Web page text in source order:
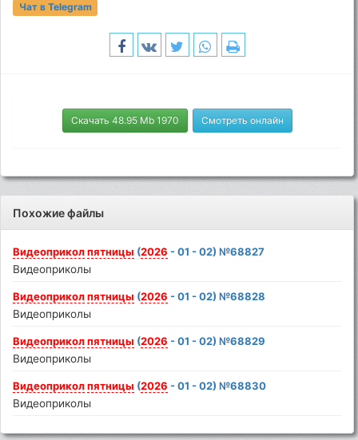
Чат в Telegram
Скачать 48.95 Mb 1970 Смотреть онлайн
Похожие файлы
Видеоприкол пятницы (2026 - 01 - 02) №68827
Видеоприколы
Видеоприкол пятницы (2026 - 01 - 02) №68828
Видеоприколы
Видеоприкол пятницы (2026 - 01 - 02) №68829
Видеоприколы
Видеоприкол пятницы (2026 - 01 - 02) №68830
Видеоприколы